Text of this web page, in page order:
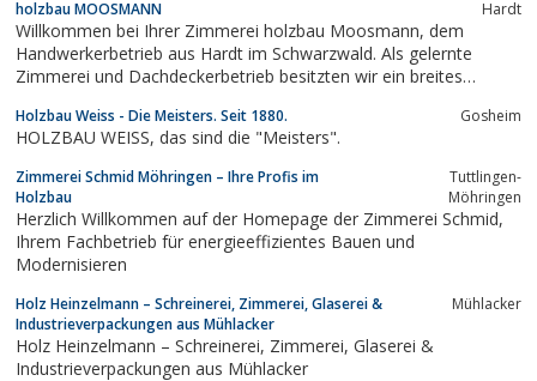
technischen Bereich.Seit 1978 liegt die Geschäftsführung in den
Händen von...
holzbau MOOSMANN Hardt
Willkommen bei Ihrer Zimmerei holzbau Moosmann, dem
Handwerkerbetrieb aus Hardt im Schwarzwald. Als gelernte
Zimmerei und Dachdeckerbetrieb besitzten wir ein breites
und erfahren Sie, was wir für Sie tun können.
Holzbau Weiss - Die Meisters. Seit 1880. Gosheim
HOLZBAU WEISS, das sind die "Meisters".
Zimmerei Schmid Möhringen – Ihre Profis im
Holzbau
Tuttlingen-
Möhringen
Herzlich Willkommen auf der Homepage der Zimmerei Schmid,
Ihrem Fachbetrieb für energieeffizientes Bauen und
Modernisieren
Holz Heinzelmann – Schreinerei, Zimmerei, Glaserei &
Industrieverpackungen aus Mühlacker
Mühlacker
Holz Heinzelmann – Schreinerei, Zimmerei, Glaserei &
Industrieverpackungen aus Mühlacker